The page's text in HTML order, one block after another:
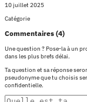
10 juillet 2025
Catégorie
Commentaires (4)
Une question ? Pose-la à un
dans les plus brefs délai.
Ta question et sa réponse
pseudonyme que tu choisis
confidentielle.